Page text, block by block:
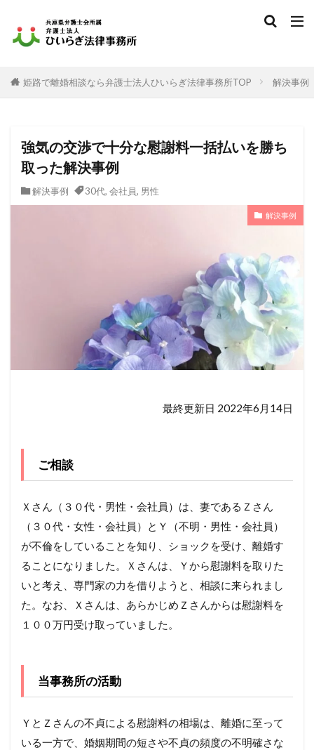
姫路で離婚相談なら弁護士法人ひいらぎ法律事務所TOP 解決事例
強気の交渉で十分な慰謝料一括払いを勝ち
取った解決事例
解決事例 30代, 会社員, 男性
解決事例
最終更新日 2022年6月14日
ご相談
Ｘさん（３０代・男性・会社員）は、妻であるＺさん
（３０代・女性・会社員）とＹ（不明・男性・会社員）
が不倫をしていることを知り、ショックを受け、離婚す
ることになりました。Ｘさんは、Ｙから慰謝料を取りた
いと考え、専門家の力を借りようと、相談に来られまし
た。なお、Ｘさんは、あらかじめＺさんからは慰謝料を
１００万円受け取っていました。
当事務所の活動
ＹとＺさんの不貞による慰謝料の相場は、離婚に至って
いる一方で、婚姻期間の短さや不貞の頻度の不明確さな